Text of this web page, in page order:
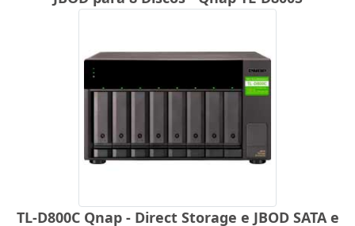
TL-D800C Qnap - Direct Storage e JBOD SATA e